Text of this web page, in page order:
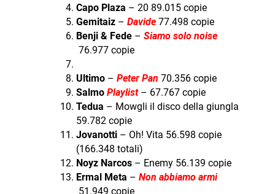
Capo Plaza – 20 89.015 copie
Gemitaiz – Davide77.498 copie
Benji & Fede – Siamo solo noise
76.977 copie
Ultimo – Peter Pan 70.356 copie
Salmo Playlist– 67.767 copie
Tedua – Mowgli il disco della giungla
59.782 copie
Jovanotti– Oh! Vita 56.598 copie
(166.348 totali)
Noyz Narcos – Enemy 56.139 copie
Ermal Meta – Non abbiamo armi
51.949 copie